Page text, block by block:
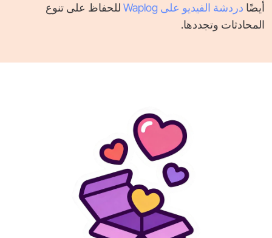
أيضًا دردشة الفيديو على ‎Waplog‎
للحفاظ على تنوع
المحادثات وتجددها.